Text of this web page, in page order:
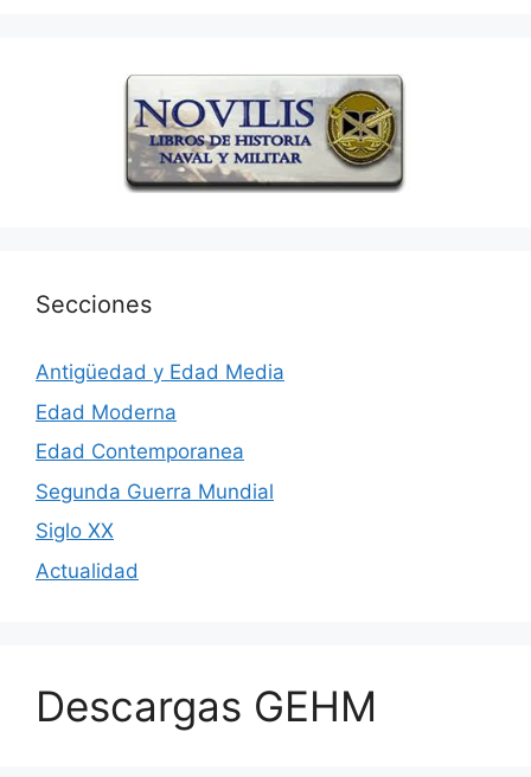
Secciones
Antigüedad y Edad Media
Edad Moderna
Edad Contemporanea
Segunda Guerra Mundial
Siglo XX
Actualidad
Descargas GEHM